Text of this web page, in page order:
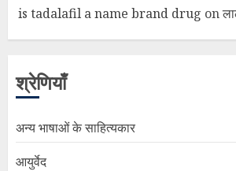
is tadalafil a name brand drug on
श्रेणियाँ
अन्य भाषाओं के साहित्यकार
आयुर्वेद